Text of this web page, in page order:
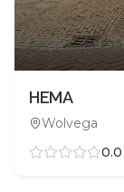
HEMA
Wolvega
0.0